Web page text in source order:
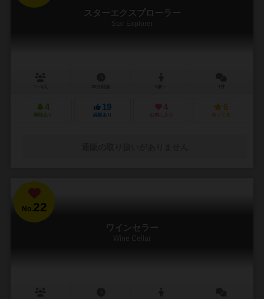
スターエクスプローラー
Star Explorer
4
興味あり
19
経験あり
4
お気に入り
6
持ってる
No.22
ワインセラー
Wine Cellar